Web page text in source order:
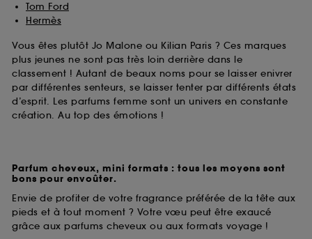
Tom Ford
Hermès
Vous êtes plutôt Jo Malone ou Kilian Paris ? Ces marques
plus jeunes ne sont pas très loin derrière dans le
classement ! Autant de beaux noms pour se laisser enivrer
par différentes senteurs, se laisser tenter par différents états
d’esprit. Les parfums femme sont un univers en constante
création. Au top des émotions !
Parfum cheveux, mini formats : tous les moyens sont
bons pour envoûter.
Envie de profiter de votre fragrance préférée de la tête aux
pieds et à tout moment ? Votre vœu peut être exaucé
grâce aux parfums cheveux ou aux formats voyage !